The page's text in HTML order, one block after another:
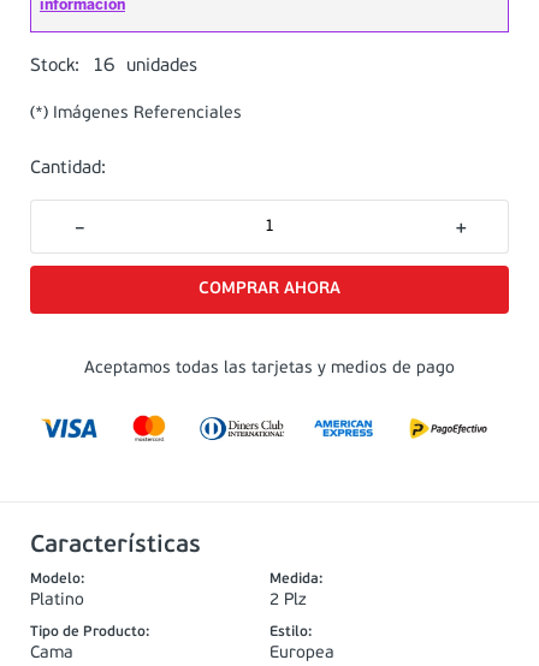
Stock: 16 unidades
(*) Imágenes Referenciales
Cantidad:
＋
－
Aceptamos todas las tarjetas y medios de pago
Características
Modelo:
Platino
Medida:
2 Plz
Tipo de Producto:
Cama
Estilo:
Europea